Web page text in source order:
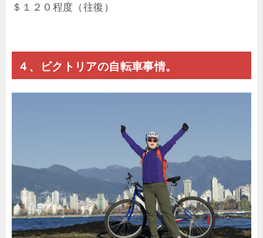
＄１２０程度（往復）
４、ビクトリアの自転車事情。